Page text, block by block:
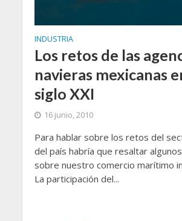
INDUSTRIA
Los retos de las
navieras mexicanas
siglo XXI
16 junio, 2010
Para hablar sobre los retos del
del país habría que resaltar
sobre nuestro comercio marítimo
La participación del...